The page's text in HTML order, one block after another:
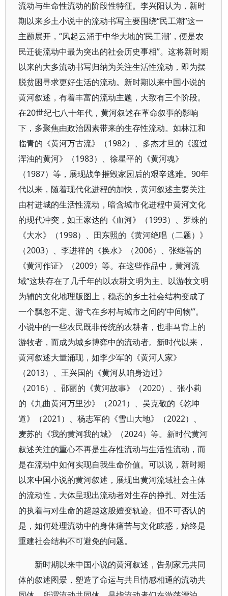
流动与生命性流动的阶段性特征。李兴阳认为，新时
期以来乡土小说中的流动书写主要围绕“民工潮”这一
主题展开，“风起云涌于中华大地的‘民工潮’，便是农
民迁徙流动中最为突出的社会历史事相”。这将新时期
以来的大多流动书写归纳为关注生活性流动，即为摆
脱贫困寻求更好生活的流动。新时期以来中国小说的
黄河叙述，有着丰富的流动主题，大致有三个阶段。
在20世纪七八十年代，黄河叙述在革命叙事的影响
下，多聚焦由政治因素带来的生存性流动。如林江和
临青的《黄河万古流》（1982）、多杰才旦的《渡过
浑浊的黄河》（1983）、徐星平的《黄河魂》
（1987）等，展现战争摧毁家园后的艰辛逃难。90年
代以来，随着现代化进程的加快，黄河叙述主要关注
由村进城的生活性流动，暗含城市化进程中黄河文化
的现代冲突，如王家达的《血河》（1993）、罗珠的
《大水》（1998）、田东照的《黄河绝唱（二题）》
（2003）、李进祥的《换水》（2006）、张继善的
《黄河作证》（2009）等。在这些作品中，黄河流
域“这块存在了几千年的以农耕文明为主、以游牧文明
为辅的文化地理版图上，稳态的乡土社会结构变成了
一个飘忽不定、游弋在乡村与城市之间的‘中间物’”。
小说中的一些农民既非传统的农耕者，也非马背上的
游牧者，而成为城乡博弈中的流动者。新时代以来，
黄河叙述大量涌现，如李少军的《黄河人家》
（2013）、王兴国的《黄河从咱身边过》
（2016）、邵丽的《黄河故事》（2020）、张小莉
的《九曲黄河万里沙》（2021）、吴克敬的《乾坤
道》（2021）、杨志军的《雪山大地》（2022）、
麦苏的《我的黄河我的城》（2024）等。新时代黄河
叙述关注的重心不再是生存性流动与生活性流动，而
是在流动中如何实现自我生命价值。可以说，新时期
以来中国小说的黄河叙述，展现出黄河流域社会主体
的流动性，大体呈现出流动者对生存的挣扎、对生活
的执着与对生命的超越这般嬗变轨迹。但不可否认的
是，如何处理流动中的身体痛苦与文化眩惑，始终是
重建社会结构不可避免的问题。
新时期以来中国小说的黄河叙述，告别家元共同
体的叙述图景，塑造了命运与共且情感相通的流动共